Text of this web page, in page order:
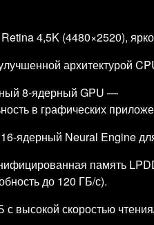
4,5K (4480×2520),
архитектурой
8‑ядерный GPU —
в графических
Neural Engine
память
до 120 ГБ/с).
с высокой скоростью